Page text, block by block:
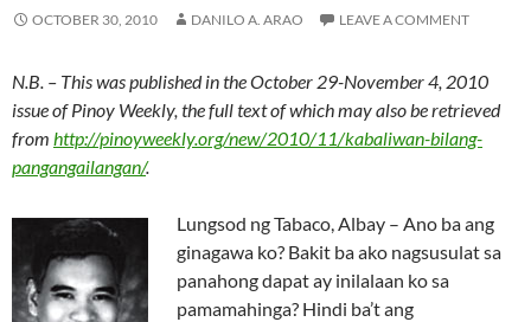
OCTOBER 30, 2010 DANILO A. ARAO LEAVE A COMMENT
N.B. – This was published in the October 29-November 4, 2010
issue of Pinoy Weekly, the full text of which may also be retrieved
from http://pinoyweekly.org/new/2010/11/kabaliwan-bilang-
pangangailangan/.
Lungsod ng Tabaco, Albay – Ano ba ang
ginagawa ko? Bakit ba ako nagsusulat sa
panahong dapat ay inilalaan ko sa
pamamahinga? Hindi ba’t ang